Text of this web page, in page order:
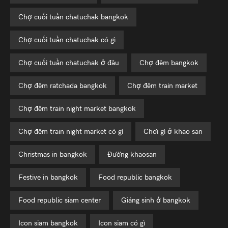
chợ cuối tuần chatuchak bangkok
chợ cuối tuần chatuchak có gì
chợ cuối tuần chatuchak ở đâu chợ đêm bangkok
chợ đêm ratchada bangkok chợ đêm train market
chợ đêm train night market bangkok
chợ đêm train night market có gì chơi gì ở khao san
christmas in bangkok đường khaosan
festive in bangkok food republic bangkok
food republic siam center giáng sinh ở bangkok
icon siam bangkok icon siam có gì